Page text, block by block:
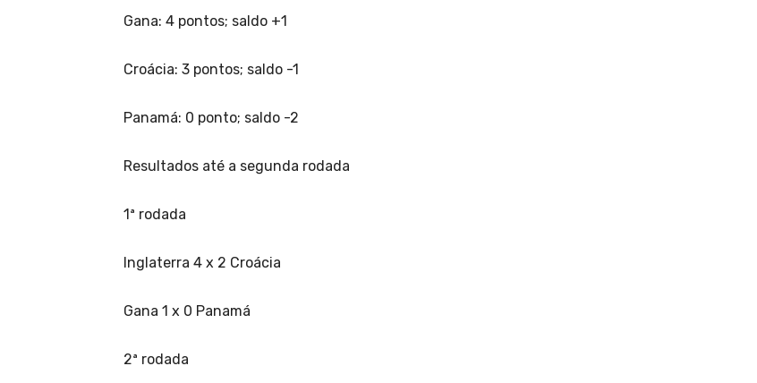
Gana: 4 pontos; saldo +1
Croácia: 3 pontos; saldo -1
Panamá: 0 ponto; saldo -2
Resultados até a segunda rodada
1ª rodada
Inglaterra 4 x 2 Croácia
Gana 1 x 0 Panamá
2ª rodada